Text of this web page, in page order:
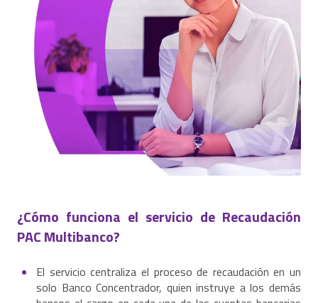
¿Cómo funciona el servicio de Recaudación
PAC Multibanco?
El servicio centraliza el proceso de recaudación en un
solo Banco Concentrador, quien instruye a los demás